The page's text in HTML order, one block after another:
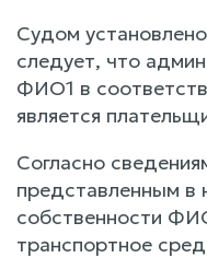
Судом
следует, что
ФИО1 в
является
Согласно
представленным в
собственности
транспортное